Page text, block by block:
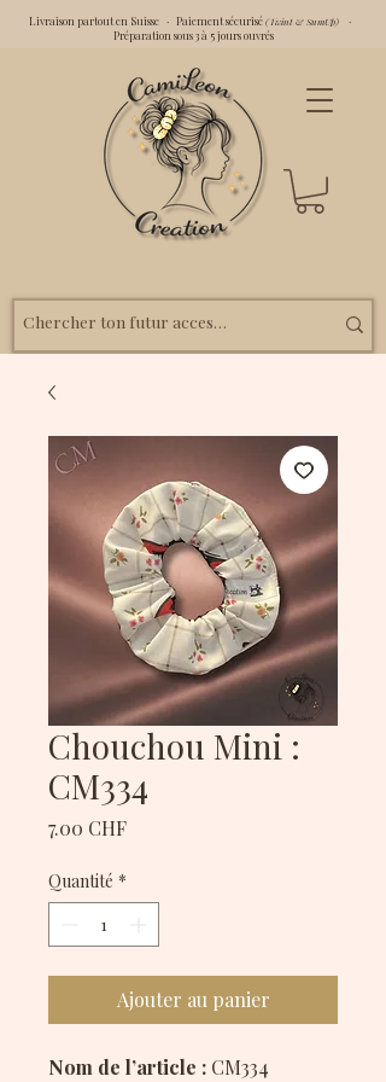
Livraison partout en Suisse · Paiement sécurisé(Twint & SumUp)
·
Préparation sous 3 à 5 jours ouvrés
Chouchou Mini :
CM334
7.00 CHFPrix
Quantité *
Ajouter au panier
Nom de l’article : CM334